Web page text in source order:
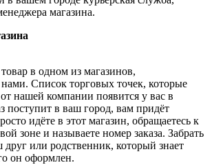
магазина.
в одном из магазинов,
Список торговых точек, которые
нашей компании появится у вас в
поступит в ваш город, вам придёт
идёте в этот магазин, обращаетесь к
зоне и называете номер заказа. Забрать
или родственник, который знает
он оформлен.